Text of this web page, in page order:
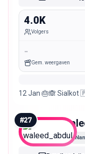
4.0K
Volgers
-
Gem. weergaven
12 Jan 🎂🙈 Sialkot
#27